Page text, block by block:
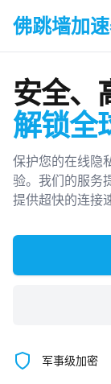
佛跳墙加
安全、
解锁全
保护您的在线隐
验。我们的服务
提供超快的连接
军事级加密